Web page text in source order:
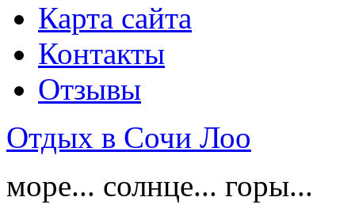
Карта сайта
Контакты
Отзывы
Отдых в Сочи Лоо
море... солнце... горы...